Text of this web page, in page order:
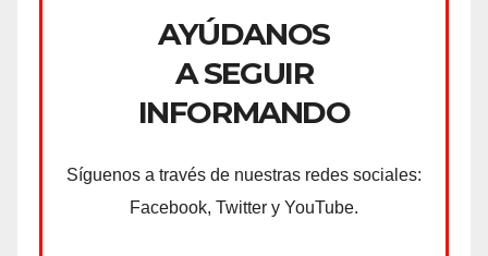
AYÚDANOS
A SEGUIR
INFORMANDO
Síguenos a través de nuestras redes sociales:
Facebook, Twitter y YouTube.